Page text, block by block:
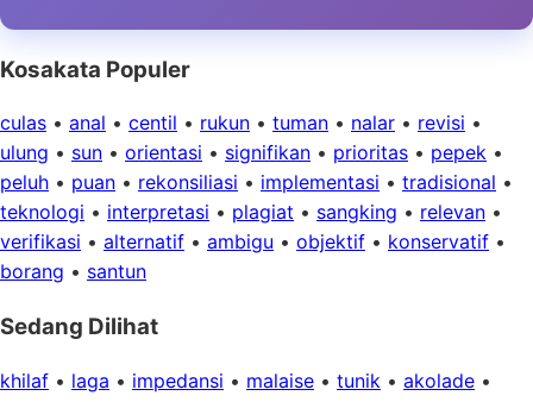
Kosakata Populer
culas • anal • centil • rukun • tuman • nalar • revisi •
ulung • sun • orientasi • signifikan • prioritas • pepek •
peluh • puan • rekonsiliasi • implementasi • tradisional •
teknologi • interpretasi • plagiat • sangking • relevan •
verifikasi • alternatif • ambigu • objektif • konservatif •
borang • santun
Sedang Dilihat
khilaf • laga • impedansi • malaise • tunik • akolade •